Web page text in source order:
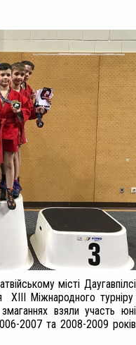
місті Даугавпілсі
XIIІ Міжнародного турніру
взяли участь юні
2007 та 2008-2009 років